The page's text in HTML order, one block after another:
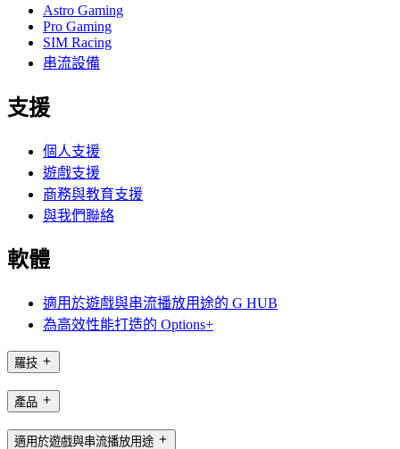
Astro Gaming
Pro Gaming
SIM Racing
串流設備
支援
個人支援
遊戲支援
商務與教育支援
與我們聯絡
軟體
適用於遊戲與串流播放用途的 G HUB
為高效性能打造的 Options+
羅技
產品
適用於遊戲與串流播放用途